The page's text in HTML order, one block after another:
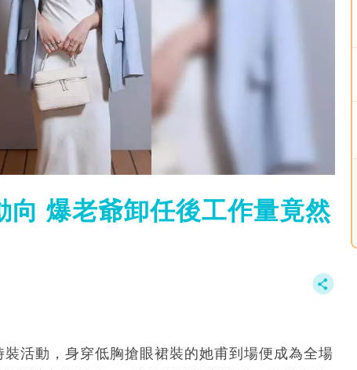
向 爆老爺卸任後工作量竟然
活動，身穿低胸搶眼裙裝的她甫到場便成為全場